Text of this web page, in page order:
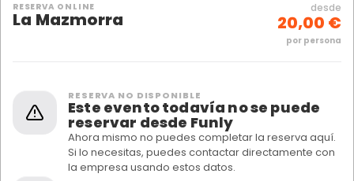
RESERVA ONLINE
La Mazmorra
desde
20,00 €
por persona
RESERVA NO DISPONIBLE
Este evento todavía no se puede
reservar desde Funly
Ahora mismo no puedes completar la reserva aquí.
Si lo necesitas, puedes contactar directamente con
la empresa usando estos datos.